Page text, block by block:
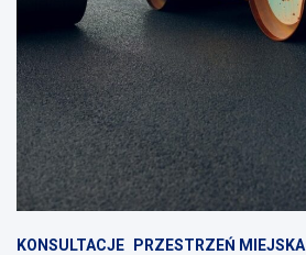
KONSULTACJE PRZESTRZEŃ MIEJSKA